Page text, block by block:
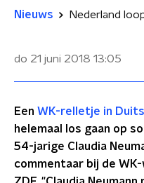
Nieuws
do 21 juni 2018 13:05
Een WK-relletje in
helemaal los gaan op
54-jarige Claudia
commentaar bij de